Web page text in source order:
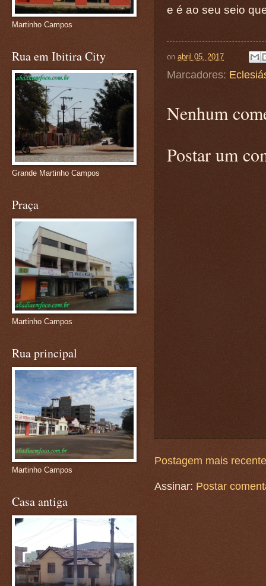
e é ao seu seio
on abril 05, 2017
Marcadores:
Nenhum
Postar um
Postagem mais recente
Assinar: Postar
Martinho Campos
Rua em Ibitira City
Grande Martinho Campos
Praça
Martinho Campos
Rua principal
Martinho Campos
Casa antiga